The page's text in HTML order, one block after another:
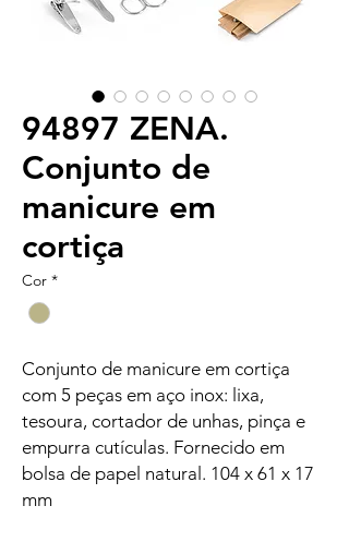
94897 ZENA.
Conjunto de
manicure em
cortiça
Cor *
Conjunto de manicure em cortiça
com 5 peças em aço inox: lixa,
tesoura, cortador de unhas, pinça e
empurra cutículas. Fornecido em
bolsa de papel natural. 104 x 61 x 17
mm